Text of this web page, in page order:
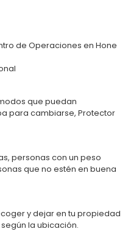
de Operaciones en Hone
que puedan
para cambiarse, Protector
personas con un peso
que no estén en buena
y dejar en tu propiedad
la ubicación.